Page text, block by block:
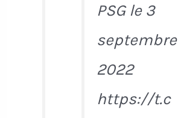
PSG le 3
septembre
2022
https://t.c